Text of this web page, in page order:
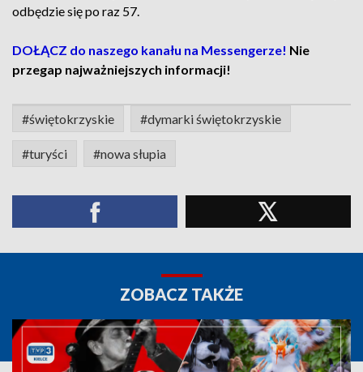
odbędzie się po raz 57.
DOŁĄCZ do naszego kanału na Messengerze! Nie
przegap najważniejszych informacji!
#świętokrzyskie #dymarki świętokrzyskie
#turyści #nowa słupia
ZOBACZ TAKŻE